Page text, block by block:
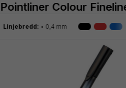
Pointliner Colour
Linjebredd: 0,4 mm